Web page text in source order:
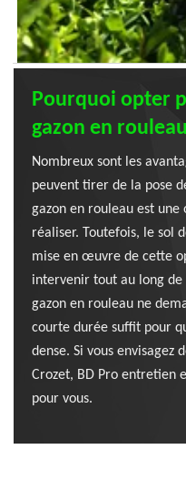
Pourquoi opter
gazon en
Nombreux sont les
peuvent tirer de la pose
gazon en rouleau est
réaliser. Toutefois, le sol
mise en œuvre de cette
intervenir tout au long de
gazon en rouleau ne
courte durée suffit pour
dense. Si vous envisagez
Crozet, BD Pro entretien
pour vous.